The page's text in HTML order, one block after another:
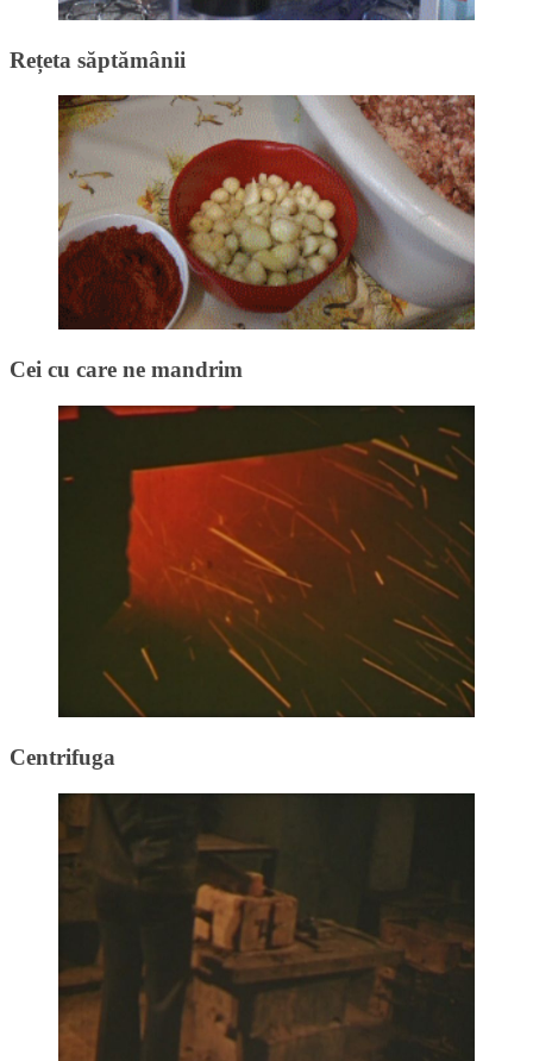
Rețeta săptămânii
Cei cu care ne mandrim
Centrifuga